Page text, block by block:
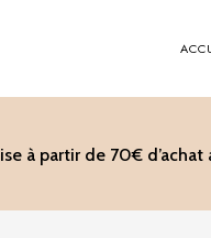
à partir de 70€ d’achat